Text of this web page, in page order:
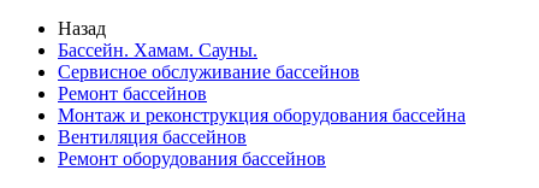
Назад
Бассейн. Хамам. Сауны.
Сервисное обслуживание бассейнов
Ремонт бассейнов
Монтаж и реконструкция оборудования бассейна
Вентиляция бассейнов
Ремонт оборудования бассейнов